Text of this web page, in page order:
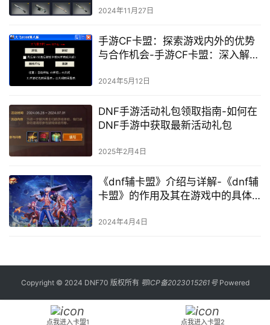
2024年11月27日
手游CF卡盟：探索游戏内外的优势
与合作机会-手游CF卡盟：深入解析
2024年5月12日
DNF手游活动礼包领取指南-如何在
DNF手游中获取最新活动礼包
2025年2月4日
《dnf辅卡盟》介绍与详解-《dnf辅
卡盟》的作用及其在游戏中的具体
2024年4月4日
Copyright © 2024 DNF70 版权所有 鄂ICP备2023015261号Powered
点我进入卡盟1 点我进入卡盟2